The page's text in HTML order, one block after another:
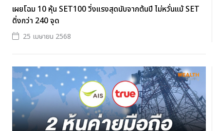
เผยโฉม 10 หุ้น SET100 วิ่งแรงสุดนับจากต้นปี ไม่หวั่นแม้ SET
ดิ่งกว่า 240 จุด
25 เมษายน 2568